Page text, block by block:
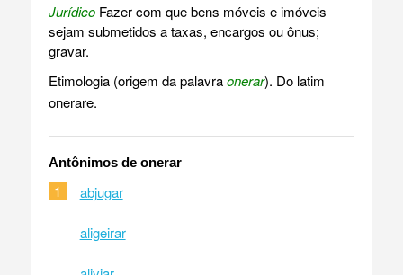
JurídicoFazer com que bens móveis e imóveis
sejam submetidos a taxas, encargos ou ônus;
gravar.
Etimologia (origem da palavraonerar). Do latim
onerare.
Antônimos de onerar
1 abjugar
aligeirar